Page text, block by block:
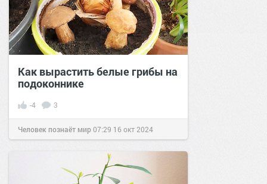
Как вырастить белые грибы на
подоконнике
-4 3
Человек познаёт мир07:29 16 окт 2024